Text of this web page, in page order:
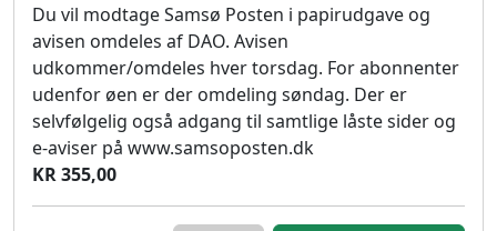
Du vil modtage Samsø Posten i papirudgave og
avisen omdeles af DAO. Avisen
udkommer/omdeles hver torsdag. For abonnenter
udenfor øen er der omdeling søndag. Der er
selvfølgelig også adgang til samtlige låste sider og
e-aviser på www.samsoposten.dk
KR 355,00